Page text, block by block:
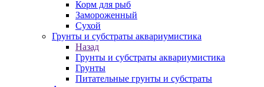
Корм для рыб
Замороженный
Сухой
Грунты и субстраты аквариумистика
Назад
Грунты и субстраты аквариумистика
Грунты
Питательные грунты и субстраты